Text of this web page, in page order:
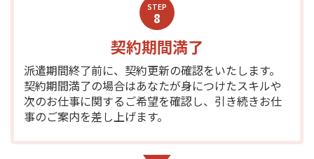
STEP
8
契約期間満了
派遣期間終了前に、契約更新の確認をいたします。
契約期間満了の場合はあなたが身につけたスキルや
次のお仕事に関するご希望を確認し、引き続きお仕
事のご案内を差し上げます。